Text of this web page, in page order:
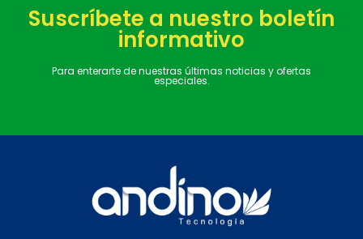
Suscríbete a nuestro boletín
informativo
Para enterarte de nuestras últimas noticias y ofertas
especiales.